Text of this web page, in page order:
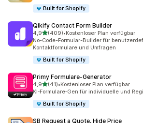
Built for Shopify
Qikify Contact Form Builder
4,9von 5 Sternen
(409)
409 Rezensionen insgesamt
•Kostenloser Plan verfügbar
No-Code-Formular-Builder für
Kontaktformulare und Umfragen
Built for Shopify
Primy Formulare‑Generator
4,9von 5 Sternen
(41)
41 Rezensionen insgesamt
•Kostenloser Plan verfügbar
KI‑Formulare‑Gen für individuelle und
Built for Shopify
SB Request a Quote, Hide Price